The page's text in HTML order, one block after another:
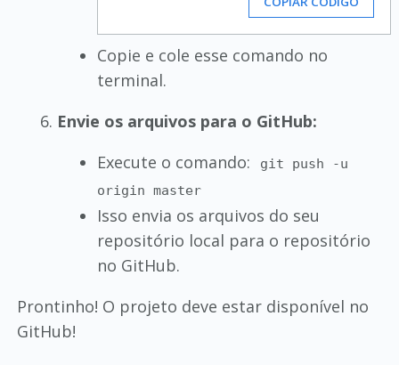
Copie e cole esse comando no
terminal.
Envie os arquivos para o GitHub:
Execute o comando:
git push -u
origin master
Isso envia os arquivos do seu
repositório local para o repositório
no GitHub.
Prontinho! O projeto deve estar disponível no
GitHub!